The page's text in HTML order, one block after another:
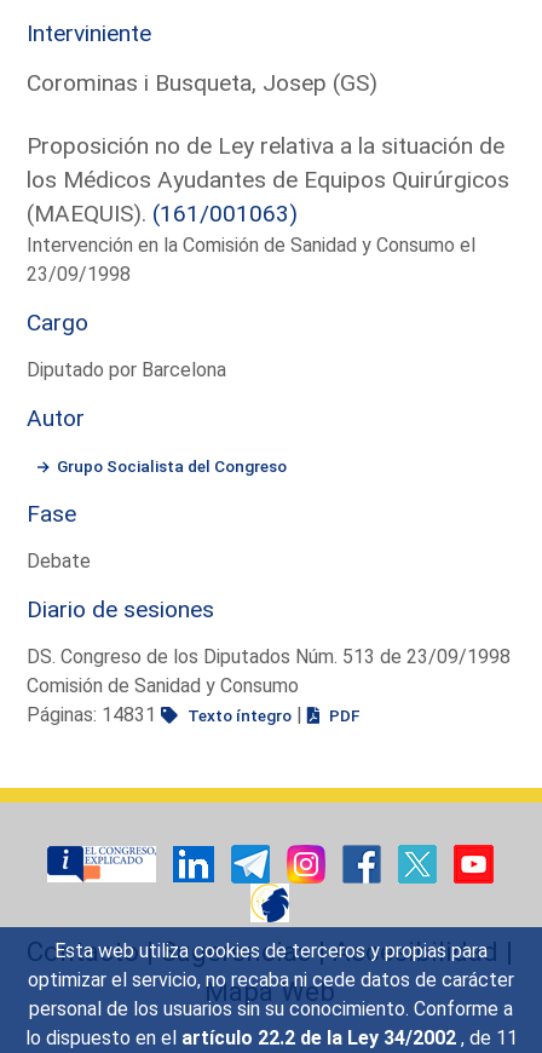
Esta web utiliza cookies de terceros y propias para
optimizar el servicio, no recaba ni cede datos de carácter
personal de los usuarios sin su conocimiento. Conforme a
lo dispuesto en el artículo 22.2 de la Ley 34/2002 , de 11
Interviniente
Corominas i Busqueta, Josep (GS)
Proposición no de Ley relativa a la situación de
los Médicos Ayudantes de Equipos Quirúrgicos
(MAEQUIS). (161/001063)
Intervención en la Comisión de Sanidad y Consumo el
23/09/1998
Cargo
Diputado por Barcelona
Autor
Grupo Socialista del Congreso
Fase
Debate
Diario de sesiones
DS. Congreso de los Diputados Núm. 513 de 23/09/1998
Comisión de Sanidad y Consumo
Páginas: 14831
Texto íntegro | PDF
Contacto|Sugerencias|Accesibilidad |
Mapa Web